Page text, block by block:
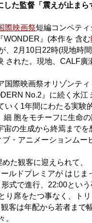
た監督「震えが止まら
際映画祭短編コンペテ
WONDER』(本作を 含む
、2月10日22時(現地時
された。現地、CALF廣
国際映画祭オリゾンテ
No.2』に続く水江
いく1年間にわたる実験
胞をモチーフに生命
宙の生成から終焉までを
・アニメーションムー
めた観客に迎えられて、
ルドプレミアが はじま
式で進行、22:00とい
り席をたつ事なく、ト
客は年配から若者まで
。